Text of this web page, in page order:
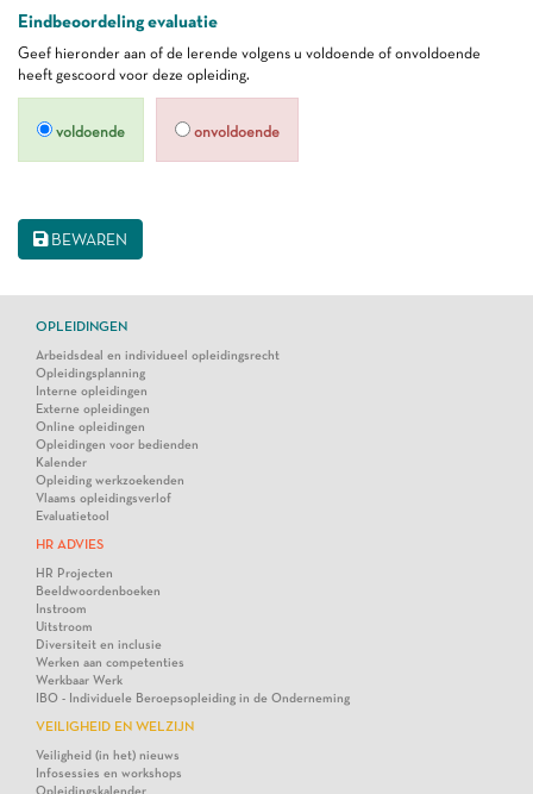
Eindbeoordeling evaluatie
Geef hieronder aan of de lerende volgens u voldoende of onvoldoende
heeft gescoord voor deze opleiding.
voldoende onvoldoende
BEWAREN
OPLEIDINGEN
Arbeidsdeal en individueel opleidingsrecht
Opleidingsplanning
Interne opleidingen
Externe opleidingen
Online opleidingen
Opleidingen voor bedienden
Kalender
Opleiding werkzoekenden
Vlaams opleidingsverlof
Evaluatietool
HR ADVIES
HR Projecten
Beeldwoordenboeken
Instroom
Uitstroom
Diversiteit en inclusie
Werken aan competenties
Werkbaar Werk
IBO - Individuele Beroepsopleiding in de Onderneming
VEILIGHEID EN WELZIJN
Veiligheid (in het) nieuws
Infosessies en workshops